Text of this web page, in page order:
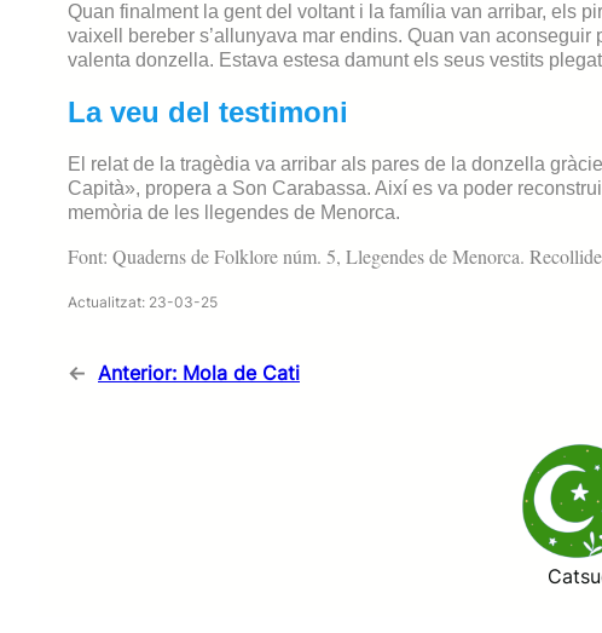
Quan finalment la gent del voltant i la família van arribar, els
vaixell bereber s’allunyava mar endins. Quan van
valenta donzella. Estava estesa damunt els seus vestits
La veu del testimoni
El relat de la tragèdia va arribar als pares de la donzella
Capità», propera a Son Carabassa. Així es va poder
memòria de les llegendes de Menorca.
Font: Quaderns de Folklore núm. 5, Llegendes de Menorca.
Actualitzat: 23-03-25
← Anterior: Mola de Cati